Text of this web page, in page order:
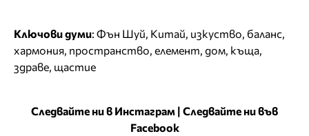
Ключови думи: Фън Шуй, Китай, изкуство, баланс,
хармония, пространство, елемент, дом, къща,
здраве, щастие
Следвайте ни в Инстаграм | Следвайте ни във
Facebook